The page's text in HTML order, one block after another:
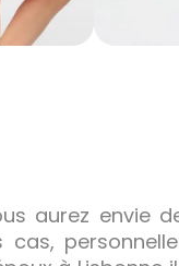
aurez envie
cas,